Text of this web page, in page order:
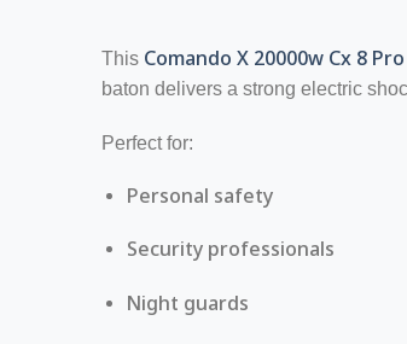
This Comando X 20000w Cx 8 Pro
baton delivers a strong electric
Perfect for:
Personal safety
Security professionals
Night guards